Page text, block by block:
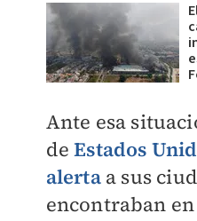
Ante esa
deEstados
alertaa sus
encontraban en